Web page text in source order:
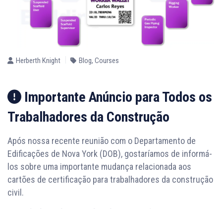
Herberth Knight Blog, Courses
Importante Anúncio para Todos os
Trabalhadores da Construção
Após nossa recente reunião com o Departamento de
Edificações de Nova York (DOB), gostaríamos de informá-
los sobre uma importante mudança relacionada aos
cartões de certificação para trabalhadores da construção
civil.